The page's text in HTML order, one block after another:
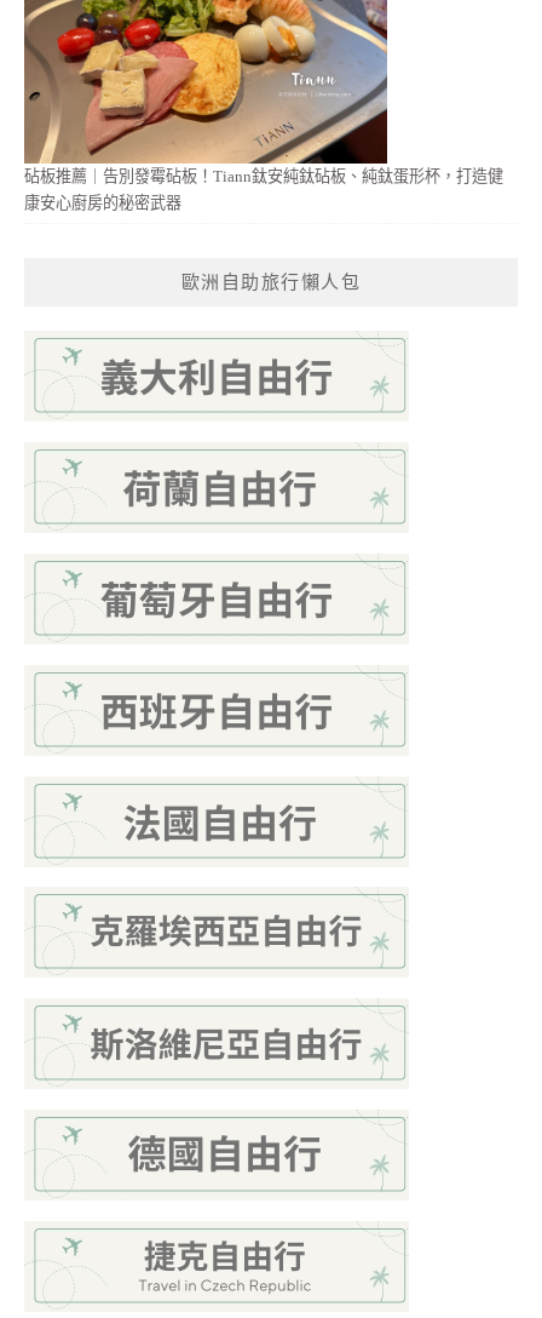
砧板推薦｜告別發霉砧板！Tiann鈦安純鈦砧板、純鈦蛋形杯，打造健
康安心廚房的秘密武器
歐洲自助旅行懶人包